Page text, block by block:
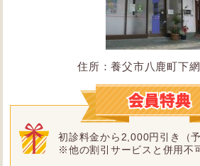
住所：養父市八鹿町下
初診料金から2,000円引き（予
※他の割引サービスと併用不